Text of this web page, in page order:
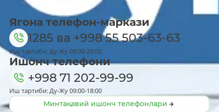
Ягона телефон-маркази
1285 ва +998 55 503-63-63
Иш тартиби: Ду-Жу 08:00-20:00
Ишонч телефони
+998 71 202-99-99
Иш тартиби: Ду-Жу 09:00-18:00
Минтақавий ишонч телефонлари